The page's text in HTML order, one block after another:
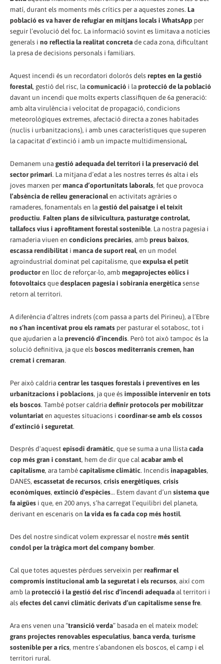
matí, durant els moments més crítics per a aquestes zones. La
població es va haver de refugiar en mitjans locals i WhatsApp per
seguir l’evolució del foc. La informació sovint es limitava a notícies
generals i no reflectia la realitat concretade cada zona, dificultant
la presa de decisions personals i familiars.
Aquest incendi és un recordatori dolorós dels reptes en la gestió
forestal, gestió del risc, lacomunicació i laprotecció de la població
davant un incendi que molts experts classifiquen de 6a generació:
amb alta virulència i velocitat de propagació, condicions
meteorològiques extremes, afectació directa a zones habitades
(nuclis i urbanitzacions), i amb unes característiques que superen
la capacitat d’extinció i amb un impacte multidimensional.
Demanem unagestió adequada del territori i la preservació del
sector primari. La mitjana d’edat a les nostres terres és alta i els
joves marxen permanca d’oportunitats laborals, fet que provoca
l’absència de relleu generacionalen activitats agràries o
ramaderes, fonamentals en lagestió del paisatge i el teixit
productiu. Falten plans de silvicultura, pasturatge controlat,
tallafocs vius i aprofitament forestal sostenible. La nostra pagesia i
ramaderia viuen en condicions precàries, amb preus baixos,
escassa rendibilitat i manca de suport real, en un model
agroindustrial dominat pel capitalisme, queexpulsa el petit
productoren lloc de reforçar-lo, amb megaprojectes eòlics i
fotovoltaicsquedesplacen pagesia i sobirania energèticasense
retorn al territori.
A diferència d’altres indrets (com passa a parts del Pirineu), a l’Ebre
no s’han incentivat prou els ramats per pasturar el sotabosc, tot i
que ajudarien a laprevenció d’incendis. Però tot això tampoc és la
solució definitiva, ja que els boscos mediterranis cremen, han
cremat i cremaran.
Per això caldriacentrar les tasques forestals i preventives en les
urbanitzacions i poblacions, ja que és impossible intervenir en tots
els boscos. També potser caldriadefinir protocols per mobilitzar
voluntariaten aquestes situacions i coordinar-se amb els cossos
d’extinció i seguretat.
Després d'aquestepisodi dramàtic, que se suma a una llistacada
cop més gran i constant, hem de dir que calacabar amb el
capitalisme, ara tambécapitalisme climàtic. Incendis inapagables,
DANES, escassetat de recursos, crisis energètiques, crisis
econòmiques, extinció d'espècies... Estem davant d’un sistema que
fa aigües i que, en 200 anys, s’ha carregat l’equilibri del planeta,
derivant en escenaris on la vida es fa cada cop més hostil.
Des del nostre sindicat volem expressar el nostremés sentit
condol per la tràgica mort del company bomber.
Cal que totes aquestes pèrdues serveixin perreafirmar el
compromís institucional amb la seguretat i els recursos, així com
amb laprotecció i la gestió del risc d’incendi adequadaal territori i
als efectes del canvi climàtic derivats d’un capitalisme sense fre.
Ara ens venen una “transició verda” basada en el mateix model:
grans projectes renovables especulatius, banca verda, turisme
sostenible per a rics, mentre s’abandonen els boscos, el camp i el
territori rural.